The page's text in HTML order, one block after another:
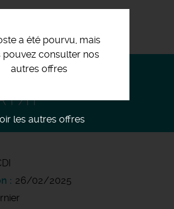
a été pourvu, mais
pouvez consulter nos
autres offres
les autres offres
/
F/H
26/02/2025